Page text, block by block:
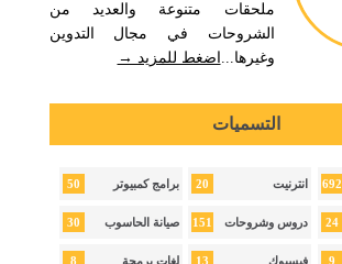
ملحقات متنوعة والعديد من
الشروحات في مجال التدوين
وغيرها... اضغط للمزيد →
التسميات
692 انترنيت 20 برامج كمبيوتر 50
24 دروس وشروحات 151 صيانة الحاسوب 30
9 فيسبوك 13 لغات برمجة 8